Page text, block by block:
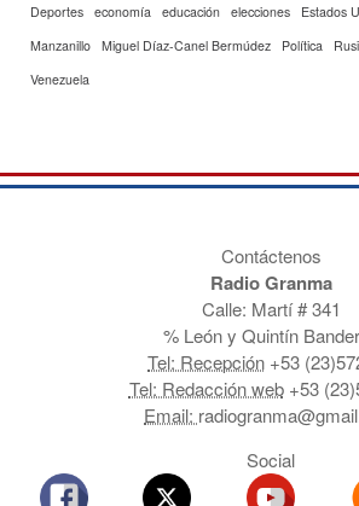
Deportes economía educación elecciones Estados
Manzanillo Miguel Díaz-Canel Bermúdez Política
Venezuela
Contáctenos
Radio Granma
Calle: Martí # 341
% León y Quintín
Tel: Recepción +53
Tel: Redacción web+53
Email:
Social